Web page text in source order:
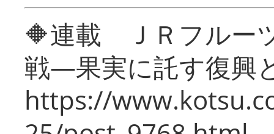
🔶連載 ＪＲフルー
戦―果実に託す復興
https://